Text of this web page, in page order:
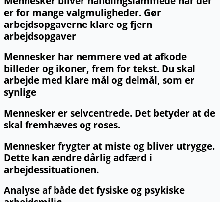
er for mange valgmuligheder. Gør
arbejdsopgaverne klare og fjern
arbejdsopgaver
Mennesker har nemmere ved at afkode
billeder og ikoner, frem for tekst. Du skal
arbejde med klare mål og delmål, som er
synlige
Mennesker er selvcentrede. Det betyder at de
skal fremhæves og roses.
Mennesker frygter at miste og bliver utrygge.
Dette kan ændre dårlig adfærd i
arbejdessituationen.
Analyse af både det fysiske og psykiske